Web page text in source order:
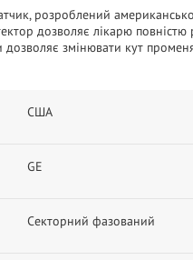
розроблений
дозволяє лікарю
дозволяє змінювати кут
США
GE
Секторний фазований